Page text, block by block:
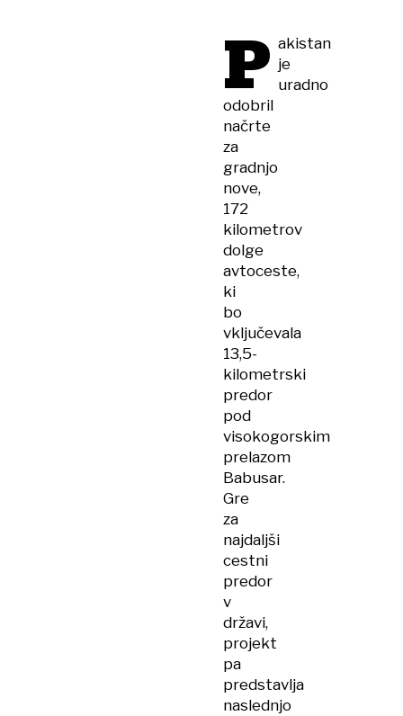
P akistan
je
uradno
odobril
načrte
za
gradnjo
nove,
172
kilometrov
dolge
avtoceste,
ki
bo
vključevala
13,5-
kilometrski
predor
pod
visokogorskim
prelazom
Babusar.
Gre
za
najdaljši
cestni
predor
v
državi,
projekt
pa
predstavlja
naslednjo